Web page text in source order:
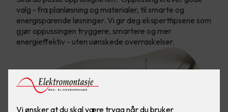
valg - fra planløsning og materialer, til smarte og
energisparende løsninger. Vi gir deg eksperttipsene som
gjør oppussingen tryggere, smartere og mer
energieffektiv - uten uønskede overraskelser.